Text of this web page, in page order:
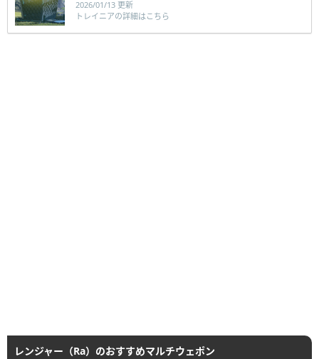
2026/01/13 更新
トレイニアの詳細はこちら
レンジャー（Ra）のおすすめマルチウェポン